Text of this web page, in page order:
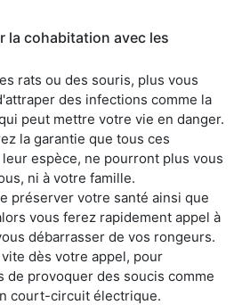
la cohabitation avec les
rats ou des souris, plus vous
des infections comme la
peut mettre votre vie en danger.
la garantie que tous ces
espèce, ne pourront plus vous
ni à votre famille.
préserver votre santé ainsi que
vous ferez rapidement appel à
débarrasser de vos rongeurs.
dès votre appel, pour
de provoquer des soucis comme
court-circuit électrique.